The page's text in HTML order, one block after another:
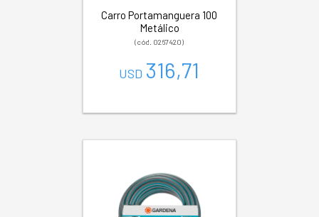
Carro Portamanguera 100
Metálico
(cód. 0267420)
USD 316,71